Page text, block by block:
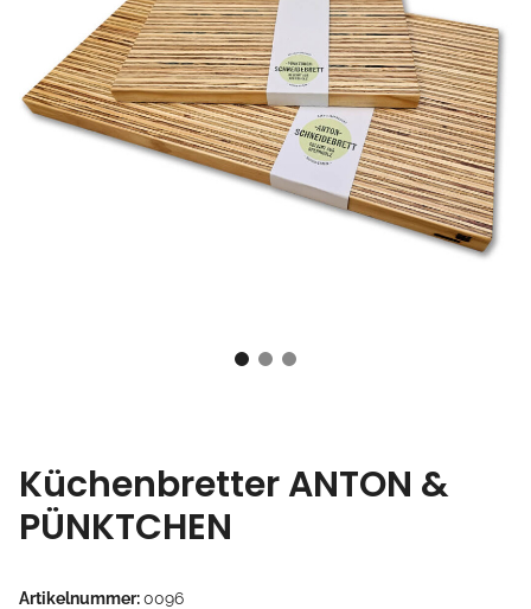
Küchenbretter ANTON &
PÜNKTCHEN
Artikelnummer:0096